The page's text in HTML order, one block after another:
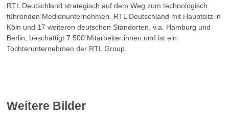
RTL Deutschland strategisch auf dem Weg zum technologisch
führenden Medienunternehmen. RTL Deutschland mit Hauptsitz in
Köln und 17 weiteren deutschen Standorten, v.a. Hamburg und
Berlin, beschäftigt 7.500 Mitarbeiter:innen und ist ein
Tochterunternehmen der RTL Group.
Weitere Bilder